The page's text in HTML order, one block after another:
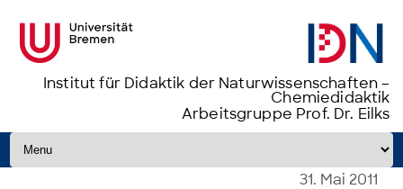
Institut für Didaktik der Naturwissenschaften –
Chemiedidaktik
Arbeitsgruppe Prof. Dr. Eilks
Zum Inhalt springen
31. Mai 2011